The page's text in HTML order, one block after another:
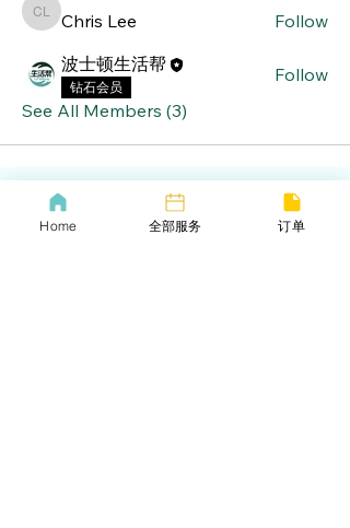
Chris Lee
Chris Lee
Follow
波士顿生活帮
钻石会员
Follow
See All Members (3)
lifebang
Home 全部服务 订单